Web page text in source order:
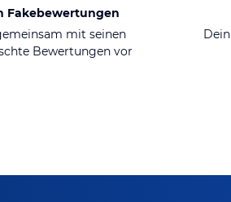
Fakebewertungen
mit seinen
Bewertungen vor